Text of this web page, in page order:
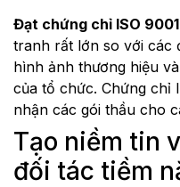
Đạt chứng chỉ ISO
tranh rất lớn so với các
hình ảnh thương hiệu
của tổ chức. Chứng chỉ
nhận các gói thầu cho
Tạo niềm tin
đối tác tiềm